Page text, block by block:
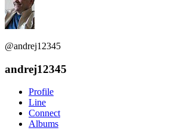
@andrej12345
andrej12345
Profile
Line
Connect
Albums